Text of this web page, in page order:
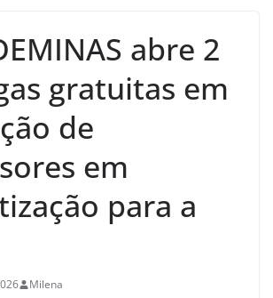
abre 2
gratuitas em
de
em
para a
Milena